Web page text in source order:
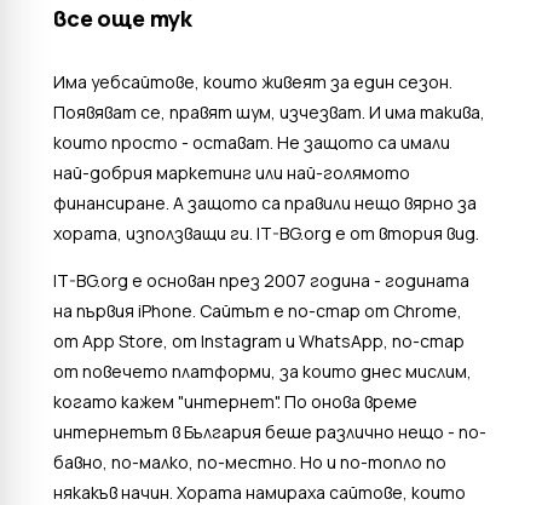
все още тук
Има уебсайтове, които живеят за един сезон.
Появяват се, правят шум, изчезват. И има такива,
които просто - остават. Не защото са имали
най-добрия маркетинг или най-голямото
финансиране. А защото са правили нещо вярно за
хората, използващи ги. IT-BG.org е от втория вид.
IT-BG.org е основан през 2007 година - годината
на първия iPhone. Сайтът е по-стар от Chrome,
от App Store, от Instagram и WhatsApp, по-стар
от повечето платформи, за които днес мислим,
когато кажем "интернет". По онова време
интернетът в България беше различно нещо - по-
бавно, по-малко, по-местно. Но и по-топло по
някакъв начин. Хората намираха сайтове, които